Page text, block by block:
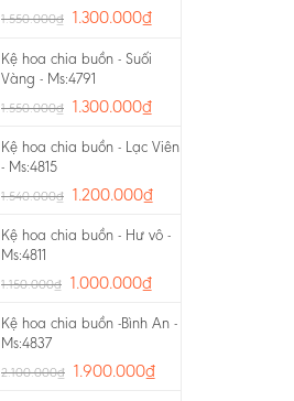
1.550.000₫ 1.300.000₫
Kệ hoa chia buồn - Suối
Vàng - Ms:4791
1.550.000₫ 1.300.000₫
Kệ hoa chia buồn - Lạc Viên
- Ms:4815
1.540.000₫ 1.200.000₫
Kệ hoa chia buồn - Hư vô -
Ms:4811
1.150.000₫ 1.000.000₫
Kệ hoa chia buồn -Bình An -
Ms:4837
2.100.000₫ 1.900.000₫